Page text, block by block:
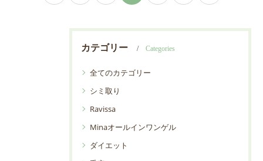
カテゴリー Categories
全てのカテゴリー
シミ取り
Ravissa
Minaオールインワンゲル
ダイエット